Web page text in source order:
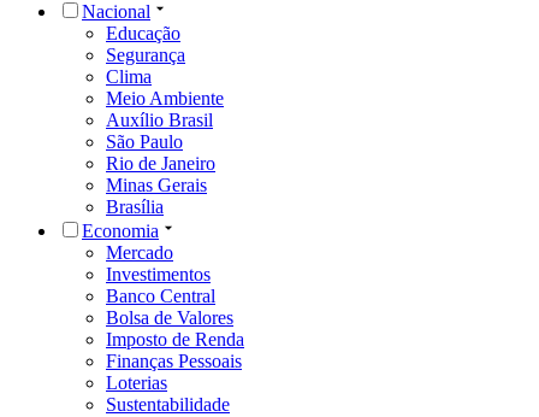
Nacional
Educação
Segurança
Clima
Meio Ambiente
Auxílio Brasil
São Paulo
Rio de Janeiro
Minas Gerais
Brasília
Economia
Mercado
Investimentos
Banco Central
Bolsa de Valores
Imposto de Renda
Finanças Pessoais
Loterias
Sustentabilidade